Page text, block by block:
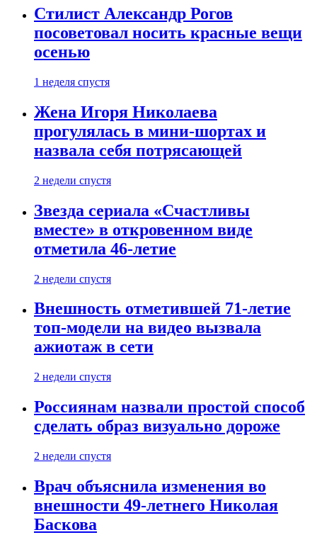
Стилист Александр Рогов
посоветовал носить красные вещи
осенью
1 неделя спустя
Жена Игоря Николаева
прогулялась в мини-шортах и
назвала себя потрясающей
2 недели спустя
Звезда сериала «Счастливы
вместе» в откровенном виде
отметила 46-летие
2 недели спустя
Внешность отметившей 71-летие
топ-модели на видео вызвала
ажиотаж в сети
2 недели спустя
Россиянам назвали простой способ
сделать образ визуально дороже
2 недели спустя
Врач объяснила изменения во
внешности 49-летнего Николая
Баскова